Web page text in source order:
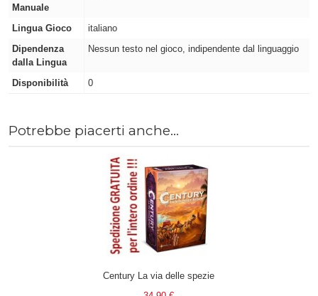
Manuale
Lingua Gioco
italiano
Dipendenza
dalla Lingua
Nessun testo nel gioco, indipendente dal linguaggio
Disponibilità 0
Potrebbe piacerti anche...
Century La via delle spezie